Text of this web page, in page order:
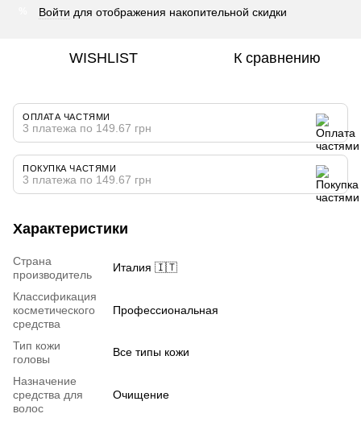
Войти для отображения накопительной скидки
WISHLIST К сравнению
ОПЛАТА ЧАСТЯМИ
3 платежа по 149.67 грн
ПОКУПКА ЧАСТЯМИ
3 платежа по 149.67 грн
Характеристики
Страна
производитель
Италия 🇮🇹
Классификация
косметического
средства
Профессиональная
Тип кожи
головы
Все типы кожи
Назначение
средства для
волос
Очищение